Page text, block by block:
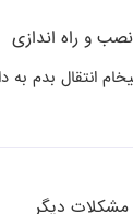
و راه اندازی
انتقال بدم به
مشکلات دیگر